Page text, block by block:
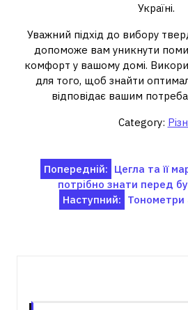
Україні.
Уважний підхід до вибору
допоможе вам уникнути
комфорт у вашому домі.
для того, щоб знайти
відповідає вашим
Category:
Навігація
записів
Попередній: Цегла та її
потрібно знати перед
Наступний: Тонометри